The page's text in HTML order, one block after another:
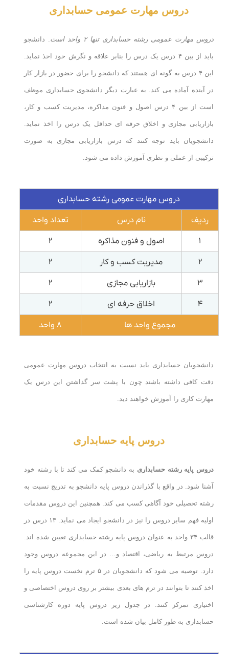
دروس مهارت عمومی حسابداری
دروس مهارت عمومی رشته حسابداری تنها ۲ واحد است . دانشجو
باید از بین ۴ درس یک درس را بنابر علاقه و نگرش خود اخذ نماید.
این ۴ درس به گونه ای هستند که دانشجو را برای حضور در بازار کار
در آینده آماده می کند. به عبارت دیگر دانشجوی حسابداری موظف
است از بین ۴ درس اصول و فنون مذاکره، مدیریت کسب و کار،
بازاریابی مجازی و اخلاق حرفه ای حداقل یک درس را اخذ نماید.
دانشجویان باید توجه کنند که درس بازاریابی مجازی به صورت
ترکیبی از عملی و نظری آموزش داده می شود.
دروس مهارت عمومی رشته حسابداری
ردیف نام درس تعداد واحد
۱ اصول و فنون مذاکره ۲
۲ مدیریت کسب و کار ۲
۳ بازاریابی مجازی ۲
۴ اخلاق حرفه ای ۲
مجموع واحد ها ۸ واحد
دانشجویان حسابداری باید نسبت به انتخاب دروس مهارت عمومی
دقت کافی داشته باشند چون با پشت سر گذاشتن این درس یک
مهارت کاری را آموزش خواهند دید.
دروس پایه حسابداری
دروس پایه رشته حسابداری به دانشجو کمک می کند تا با رشته خود
آشنا شود. در واقع با گذراندن دروس پایه دانشجو به تدریج نسبت به
رشته تحصیلی خود آگاهی کسب می کند. همچنین این دروس مقدمات
اولیه فهم سایر دروس را نیز در دانشجو ایجاد می نماید. ۱۳ درس در
قالب ۳۴ واحد به عنوان دروس پایه رشته حسابداری تعیین شده اند.
دروس مرتبط به ریاضی، اقتصاد و… در این مجموعه دروس وجود
دارد. توصیه می شود که دانشجویان در ۵ ترم نخست دروس پایه را
اخذ کنند تا بتوانند در ترم های بعدی بیشتر بر روی دروس اختصاصی و
اختیاری تمرکز کنند. در جدول زیر دروس پایه دوره کارشناسی
حسابداری به طور کامل بیان شده است.